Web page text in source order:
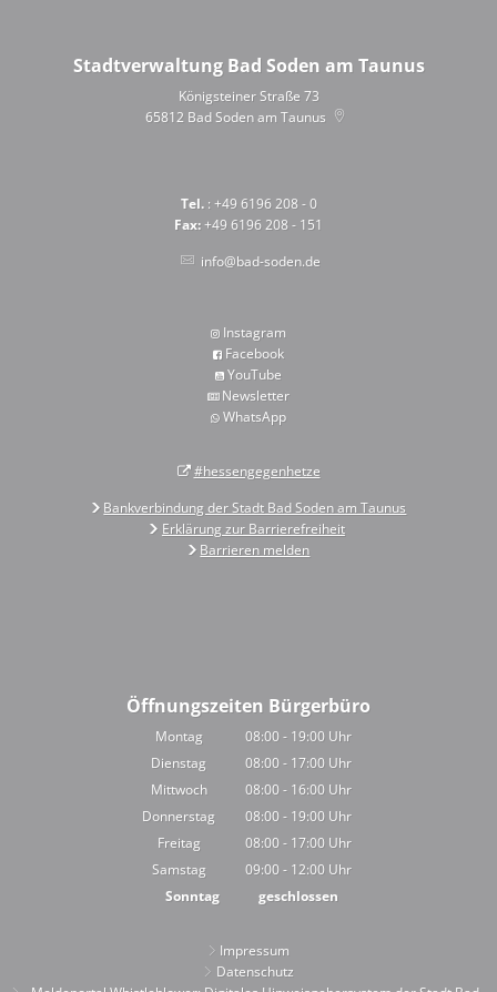
Stadtverwaltung Bad Soden am Taunus
Königsteiner Straße 73
65812 Bad Soden am Taunus
Tel.: +49 6196 208 - 0
Fax:+49 6196 208 - 151
info@bad-soden.de
Instagram
Facebook
YouTube
Newsletter
WhatsApp
#hessengegenhetze
Bankverbindung der Stadt Bad Soden am Taunus
Erklärung zur Barrierefreiheit
Barrieren melden
Öffnungszeiten Bürgerbüro
Montag 08:00- 19:00 Uhr
Von 08:00 bis 19:00 Uhr
Dienstag 08:00- 17:00 Uhr
Von 08:00 bis 17:00 Uhr
Mittwoch 08:00- 16:00 Uhr
Von 08:00 bis 16:00 Uhr
Donnerstag 08:00- 19:00 Uhr
Von 08:00 bis 19:00 Uhr
Freitag 08:00- 17:00 Uhr
Von 08:00 bis 17:00 Uhr
Samstag 09:00- 12:00 Uhr
Von 09:00 bis 12:00 Uhr
Sonntag geschlossen
Impressum
Datenschutz